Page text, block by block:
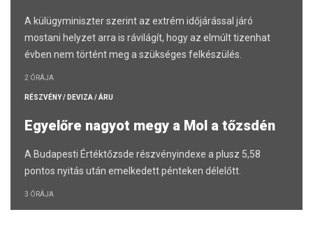
A külügyminiszter szerint az extrém időjárással járó
mostani helyzet arra is rávilágít, hogy az elmúlt tizenhat
évben nem történt meg a szükséges felkészülés.
2 ÓRÁJA
RÉSZVÉNY / DEVIZA / ÁRU
Egyelőre nagyot megy a Mol a tőzsdén
A Budapesti Értéktőzsde részvényindexe a plusz 5,58
pontos nyitás után emelkedett pénteken délelőtt.
3 ÓRÁJA